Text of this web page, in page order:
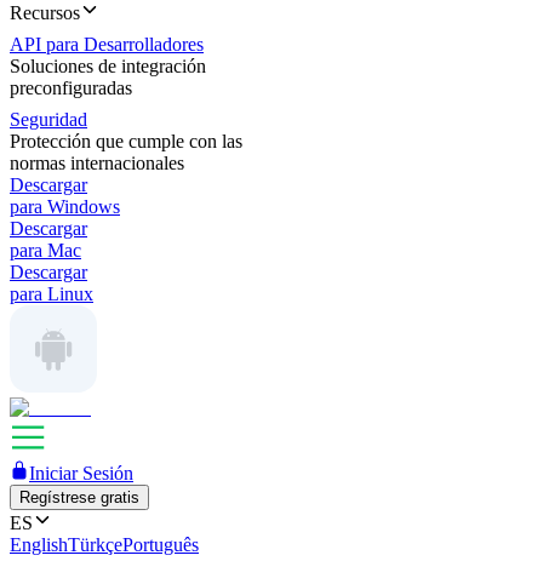
Recursos
API para Desarrolladores
Soluciones de integración
preconfiguradas
Seguridad
Protección que cumple con las
normas internacionales
Descargar
para Windows
Descargar
para Mac
Descargar
para Linux
Iniciar Sesión
Regístrese gratis
ES
EnglishTürkçePortuguês